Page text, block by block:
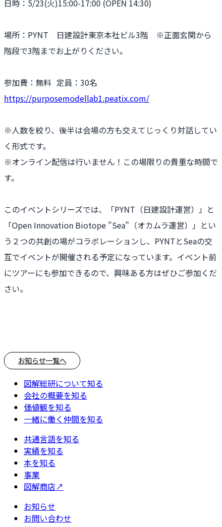
日時：5/23(火)15:00-17:00 (OPEN 14:30)
場所：PYNT 日建設計東京本社ビル3階 ※正面玄関から
階段で3階までお上がりください。
参加費：無料 定員：30名
https://purposemodellab1.peatix.com/
※人数を絞り、後半は会場の方も交えてじっくり対話してい
く形式です。
※オンライン配信は行いません！この場限りの貴重な時間で
す。
このイベントシリーズでは、「PYNT（日建設計運営）」と
「Open Innovation Biotope "Sea"（オカムラ運営）」とい
う２つの共創の場がコラボレーションし、PYNTとSeaの交
互でイベントが開催される予定になっています。イベント前
にツアーにも参加できるので、興味ある方はぜひご参加くだ
さい。
お知らせ一覧へ
図解総研について知る
会社の概要を知る
価値観を知る
一緒に働く仲間を知る
共通言語を知る
実績を知る
本を知る
事業
図解商店↗
お知らせ
お問い合わせ